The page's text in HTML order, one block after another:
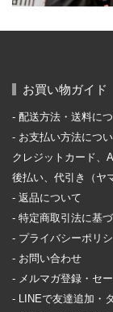
お買い物ガイド
配送方法・送料に
お支払い方法につ
クレジットカード、
後払い、代引き（ヤ
返品について
特定商取引法に基
プライバシーポリ
お問い合わせ
メルマガ登録・セ
LINEで友達追加・